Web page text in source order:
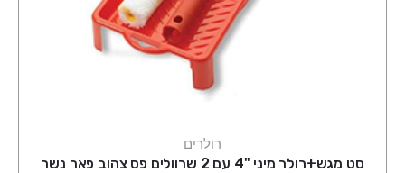
רולרים
סט מגש+רולר מיני "4 עם 2 שרוולים פס צהוב פאר נשר